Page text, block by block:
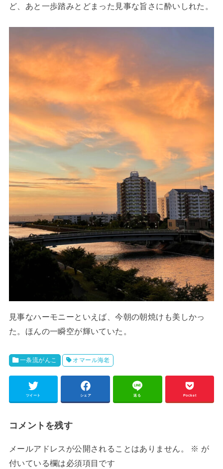
ど、あと一歩踏みとどまった見事な旨さに酔いしれた。
見事なハーモニーといえば、今朝の朝焼けも美しかっ
た。ほんの一瞬空が輝いていた。
一条流がんこ オマール海老
ツイート シェア 送る Pocket
コメントを残す
メールアドレスが公開されることはありません。 ※ が
付いている欄は必須項目です